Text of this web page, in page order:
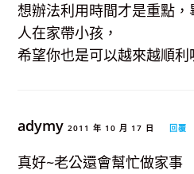
想辦法利用時間才是重點
人在家帶小孩，
希望你也是可以越來越順
adymy2011 年 10 月 17 日 回覆
真好~老公還會幫忙做家事